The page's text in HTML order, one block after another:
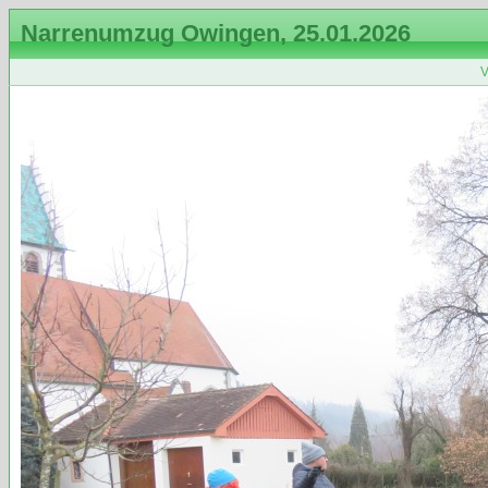
Narrenumzug Owingen, 25.01.2026